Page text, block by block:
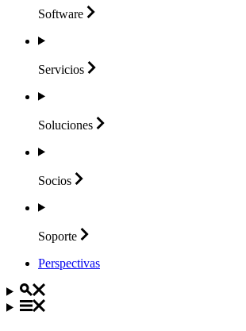
Software
Servicios
Soluciones
Socios
Soporte
Perspectivas